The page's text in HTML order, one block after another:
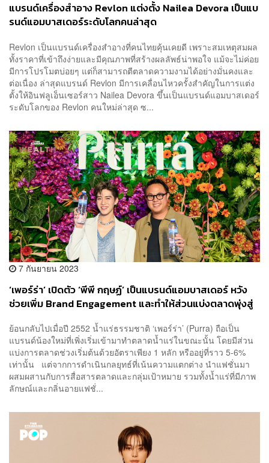
แบรนด์เครื่องสำอาง Revlon แต่งตั้ง Nailea Devora เป็นแบ
รนด์แอมบาสเดอร์ระดับโลกคนล่าสุด
Revlon เป็นแบรนด์เครื่องสำอางที่คนไทยคุ้นเคยดี เพราะสมเหตุสมผล
ทั้งราคาที่เข้าถึงง่ายและมีคุณภาพที่สร้างผลลัพธ์น่าพอใจ แม้จะไม่ค่อย
มีการโปรโมตบ่อยๆ แต่ก็สามารถตีตลาดความงามได้อย่างมั่นคงและ
ต่อเนื่อง ล่าสุดแบรนด์ Revlon มีการเคลื่อนไหวครั้งสำคัญในการแต่ง
ตั้งให้อินฟลูเอ็นเซอร์สาว Nailea Devora ขึ้นเป็นแบรนด์แอมบาสเดอร์
ระดับโลกของ Revlon คนใหม่ล่าสุด ซ...
7 กันยายน 2023
‘เพอร์ร่า’ เปิดตัว ‘พีพี กฤษฏ์’ เป็นแบรนด์แอมบาสเดอร์ หวัง
ช่วยเพิ่ม Brand Engagement และทำให้ส่วนแบ่งตลาดพุ่งสู่
ย้อนกลับไปเมื่อปี 2552 น้ำแร่ธรรมชาติ ‘เพอร์ร่า’ (Purra) ถือเป็น
แบรนด์น้องใหม่ที่เพิ่งเริ่มเข้ามาทำตลาดน้ำแร่ในขณะนั้น โดยมีส่วน
แบ่งการตลาดช่วงเริ่มต้นด้วยอัตราเพียง 1 หลัก หรืออยู่ที่ราว 5-6%
เท่านั้น แต่จากการดำเนินกลยุทธ์ที่เน้นความแตกต่าง นำแฟชั่นมา
ผสมผสานกับการสื่อสารตลาดและกลุ่มเป้าหมาย รวมทั้งน้ำแร่ที่มีภาพ
ลักษณ์และกลิ่นอายแฟชั่...